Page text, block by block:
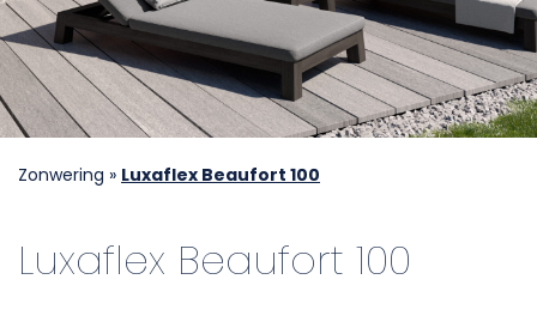
Zonwering » Luxaflex Beaufort 100
Luxaflex Beaufort 100